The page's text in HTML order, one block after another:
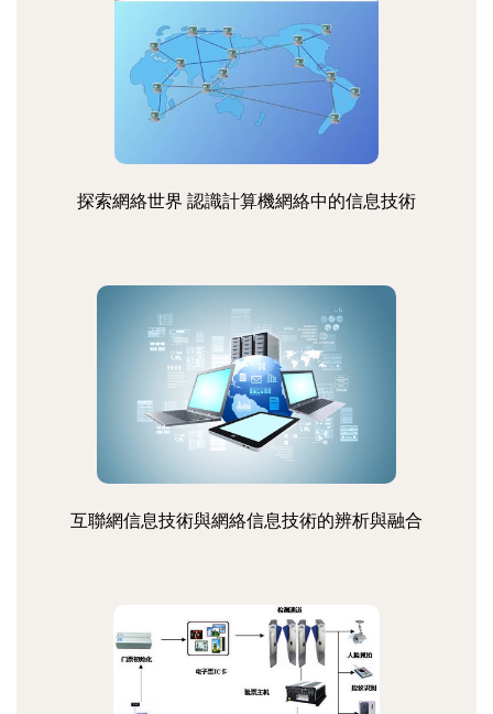
探索網絡世界 認識計算機網絡中的信息技術
互聯網信息技術與網絡信息技術的辨析與融合